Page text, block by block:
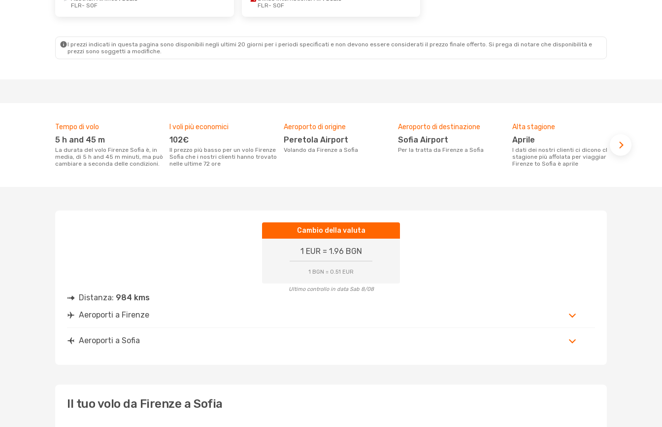
Austrian Airlines1 Scalo
Swiss International Air Lines
1 Scalo
Austrian Airlines
1 Scalo
SOF- FLR
FLR- SOF
FLR- SOF
I prezzi indicati in questa pagina sono disponibili negli ultimi 20 giorni per i periodi specificati e non devono essere considerati il ​​prezzo finale offerto. Si prega di notare che disponibilità e
prezzi sono soggetti a modifiche.
Tempo di volo
5 h and 45 m
La durata del volo Firenze Sofia è, in
media, di 5 h and 45 m minuti, ma può
cambiare a seconda delle condizioni.
I voli più economici
102€
Il prezzo più basso per un volo Firenze
Sofia che i nostri clienti hanno trovato
nelle ultime 72 ore
Aeroporto di origine
Peretola Airport
Volando da Firenze a Sofia
Aeroporto di destinazione
Sofia Airport
Per la tratta da Firenze a Sofia
Alta stagione
aprile
I dati dei nostri clienti ci dicono che la
stagione più affolata per viaggiare da
Firenze to Sofia è aprile
Cambio della valuta
1 EUR = 1.96 BGN
1 BGN = 0.51 EUR
Ultimo controllo in data Sab 8/08
Distanza: 984 kms
Aeroporti a Firenze
Aeroporti a Sofia
Il tuo volo da Firenze a Sofia